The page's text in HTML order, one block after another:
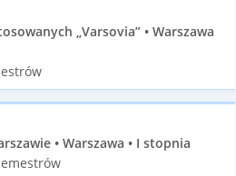
„Varsovia” • Warszawa
• Warszawa • I stopnia